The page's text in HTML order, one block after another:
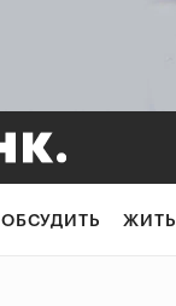
ОБСУДИТЬ ЖИТЬ